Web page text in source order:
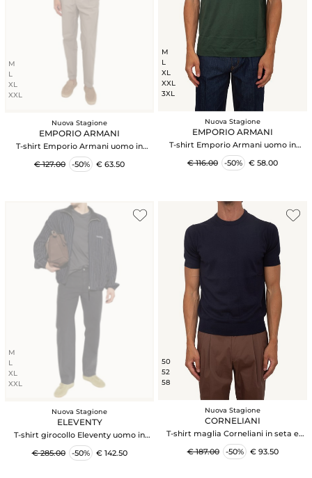
M
L
XL
XXL
Nuova Stagione
EMPORIO ARMANI
T-shirt Emporio Armani uomo in
cotone nero
€ 127.00
-50% € 63.50
M
L
XL
XXL
3XL
Nuova Stagione
EMPORIO ARMANI
T-shirt Emporio Armani uomo in
cotone verde
€ 116.00
-50% € 58.00
M
L
XL
XXL
Nuova Stagione
ELEVENTY
T-shirt girocollo Eleventy uomo in
misto cotone blu
€ 285.00
-50% € 142.50
50
52
58
Nuova Stagione
CORNELIANI
T-shirt maglia Corneliani in seta e
cotone blu
€ 187.00
-50% € 93.50